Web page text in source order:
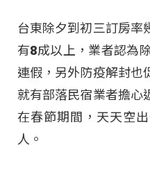
台東除夕到初三訂房率
有8成以上，業者認為
連假，另外防疫解封也
就有部落民宿業者擔心
在春節期間，天天空
人。